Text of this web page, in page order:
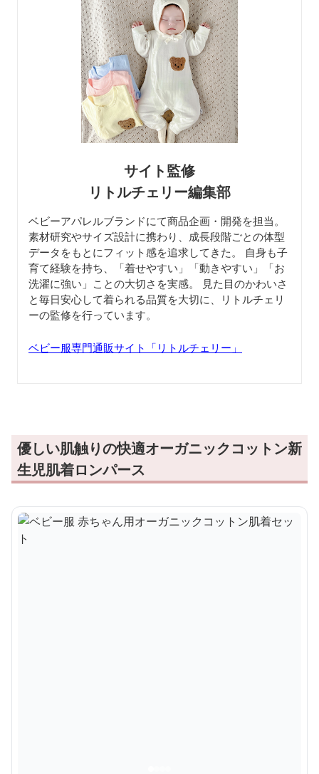
サイト監修
リトルチェリー編集部
ベビーアパレルブランドにて商品企画・開発を担当。
素材研究やサイズ設計に携わり、成長段階ごとの体型
データをもとにフィット感を追求してきた。 自身も子
育て経験を持ち、「着せやすい」「動きやすい」「お
洗濯に強い」ことの大切さを実感。 見た目のかわいさ
と毎日安心して着られる品質を大切に、リトルチェリ
ーの監修を行っています。
ベビー服専門通販サイト「リトルチェリー」
優しい肌触りの快適オーガニックコットン新
生児肌着ロンパース